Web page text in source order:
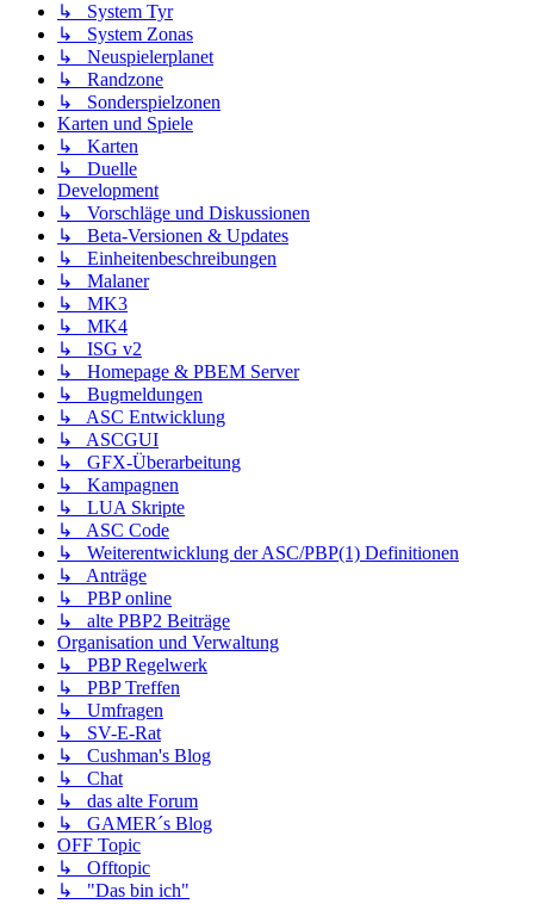
↳ System Tyr
↳ System Zonas
↳ Neuspielerplanet
↳ Randzone
↳ Sonderspielzonen
Karten und Spiele
↳ Karten
↳ Duelle
Development
↳ Vorschläge und Diskussionen
↳ Beta-Versionen & Updates
↳ Einheitenbeschreibungen
↳ Malaner
↳ MK3
↳ MK4
↳ ISG v2
↳ Homepage & PBEM Server
↳ Bugmeldungen
↳ ASC Entwicklung
↳ ASCGUI
↳ GFX-Überarbeitung
↳ Kampagnen
↳ LUA Skripte
↳ ASC Code
↳ Weiterentwicklung der ASC/PBP(1) Definitionen
↳ Anträge
↳ PBP online
↳ alte PBP2 Beiträge
Organisation und Verwaltung
↳ PBP Regelwerk
↳ PBP Treffen
↳ Umfragen
↳ SV-E-Rat
↳ Cushman's Blog
↳ Chat
↳ das alte Forum
↳ GAMER´s Blog
OFF Topic
↳ Offtopic
↳ "Das bin ich"